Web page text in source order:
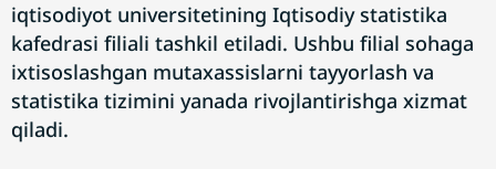
iqtisodiyot universitetining Iqtisodiy statistika
kafedrasi filiali tashkil etiladi. Ushbu filial sohaga
ixtisoslashgan mutaxassislarni tayyorlash va
statistika tizimini yanada rivojlantirishga xizmat
qiladi.